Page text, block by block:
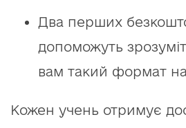
Два перших
допоможуть
вам такий формат
Кожен учень отримує